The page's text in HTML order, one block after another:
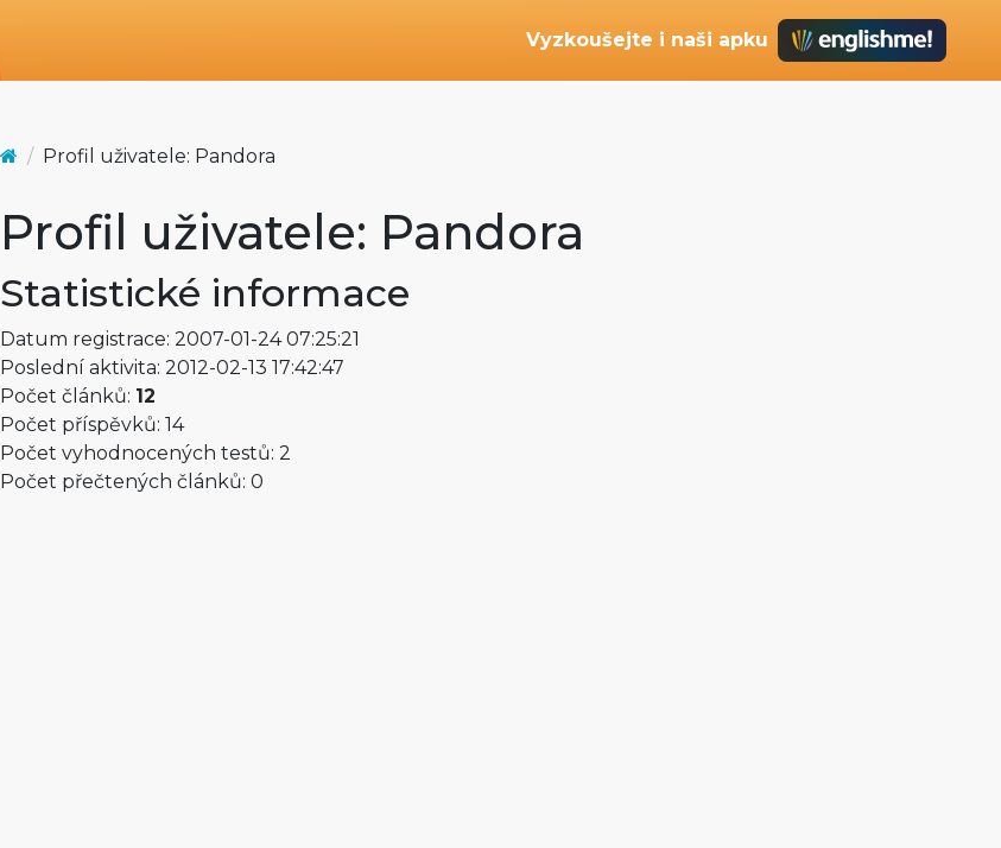
Vyzkoušejte i naši apku
Profil uživatele: Pandora
Profil uživatele: Pandora
Statistické informace
Datum registrace: 2007-01-24 07:25:21
Poslední aktivita: 2012-02-13 17:42:47
Počet článků: 12
Počet příspěvků: 14
Počet vyhodnocených testů: 2
Počet přečtených článků: 0